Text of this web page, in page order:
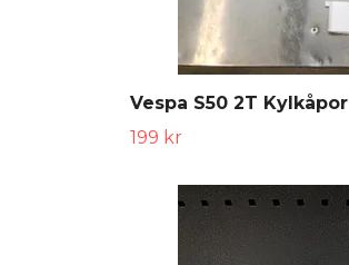
Vespa S50 2T Kylkåpor
199 kr